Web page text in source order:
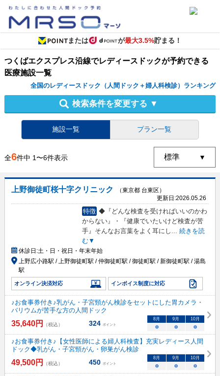
または が最大3.5%貯まる！
つくばエクスプレス沿線でレディースドックが予約できる
医療施設一覧
全国のレディースドック（人間ドック＋婦人科検診）ランキング
検索条件を変更する ▼
施設一覧 プラン一覧
全6件中 1〜6件表示
上野御徒町桜十字クリニック
（東京都 台東区）
更新日:2026.05.26
特徴 ◆『どんな検査を受ければいいのかわ
からない』・『健康でいたいけど検査が苦
手』そんなお言葉をよく耳にし ... 続きを読
む▼
休診日:土・日・祝日・年末年始
上野広小路駅 / 上野御徒町駅 / 仲御徒町駅 / 御徒町駅 / 新御徒町駅 / 湯島
駅
オンライン決済対応 インボイス制度に対応
♪お食事券付き♪乳がん・子宮頸がん検診をセットにした胃カメラ・
バリウムが苦手な方の人間ドック
35,640円 （税込） 324 ポイント
8月 9月 10月
○ ○ ○
♪お食事券付き♪【女性医師による婦人科検査】充実レディース人間
ドック◆乳がん・子宮頸がん・卵巣がん検診
49,500円 （税込） 450 ポイント
8月 9月 10月
○ ○ ○